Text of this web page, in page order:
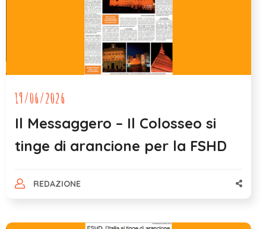
19/06/2026
Il Messaggero – Il Colosseo si
tinge di arancione per la FSHD
REDAZIONE